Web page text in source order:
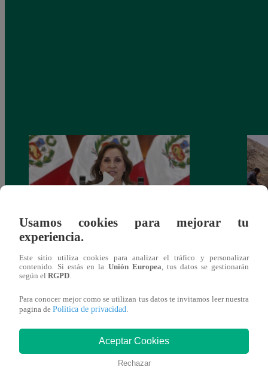
salario presidencial se aplique desde 2026
También te puede
Usamos cookies para mejorar tu
experiencia.
Este sitio utiliza cookies para analizar el tráfico y personalizar
contenido. Si estás en la Unión Europea , tus datos se gestionarán
según el RGPD
Para conocer mejor como se utilizan tus datos te invitamos leer nuestra
pagina de Política de privacidad
Aceptar Cookies
Rechazar